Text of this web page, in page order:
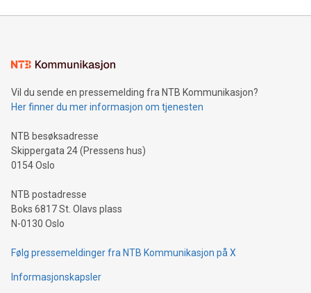
Vil du sende en pressemelding fra NTB Kommunikasjon?
Her finner du mer informasjon om tjenesten
NTB besøksadresse
Skippergata 24 (Pressens hus)
0154 Oslo
NTB postadresse
Boks 6817 St. Olavs plass
N-0130 Oslo
Følg pressemeldinger fra NTB Kommunikasjon på X
Informasjonskapsler